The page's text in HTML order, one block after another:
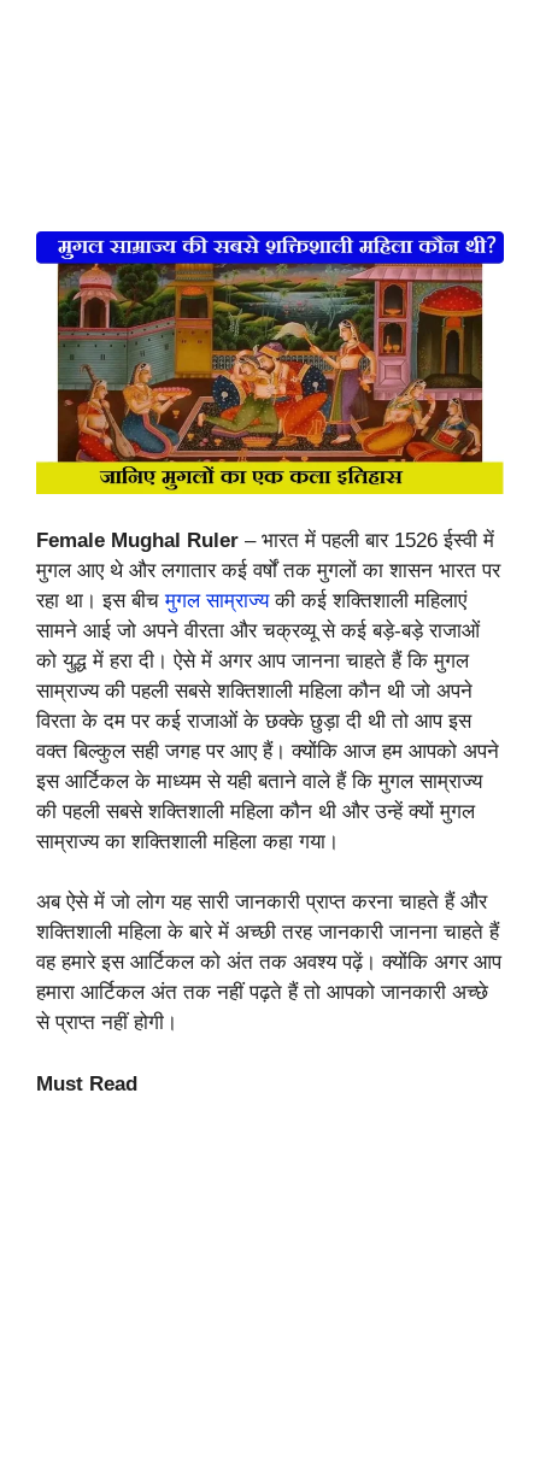
Female Mughal Ruler – भारत में पहली बार 1526 ईस्वी में
मुगल आए थे और लगातार कई वर्षों तक मुगलों का शासन भारत पर
रहा था। इस बीचमुगल साम्राज्यकी कई शक्तिशाली महिलाएं
सामने आई जो अपने वीरता और चक्रव्यू से कई बड़े-बड़े राजाओं
को युद्ध में हरा दी। ऐसे में अगर आप जानना चाहते हैं कि मुगल
साम्राज्य की पहली सबसे शक्तिशाली महिला कौन थी जो अपने
विरता के दम पर कई राजाओं के छक्के छुड़ा दी थी तो आप इस
वक्त बिल्कुल सही जगह पर आए हैं। क्योंकि आज हम आपको अपने
इस आर्टिकल के माध्यम से यही बताने वाले हैं कि मुगल साम्राज्य
की पहली सबसे शक्तिशाली महिला कौन थी और उन्हें क्यों मुगल
साम्राज्य का शक्तिशाली महिला कहा गया।
अब ऐसे में जो लोग यह सारी जानकारी प्राप्त करना चाहते हैं और
शक्तिशाली महिला के बारे में अच्छी तरह जानकारी जानना चाहते हैं
वह हमारे इस आर्टिकल को अंत तक अवश्य पढ़ें। क्योंकि अगर आप
हमारा आर्टिकल अंत तक नहीं पढ़ते हैं तो आपको जानकारी अच्छे
से प्राप्त नहीं होगी।
Must Read